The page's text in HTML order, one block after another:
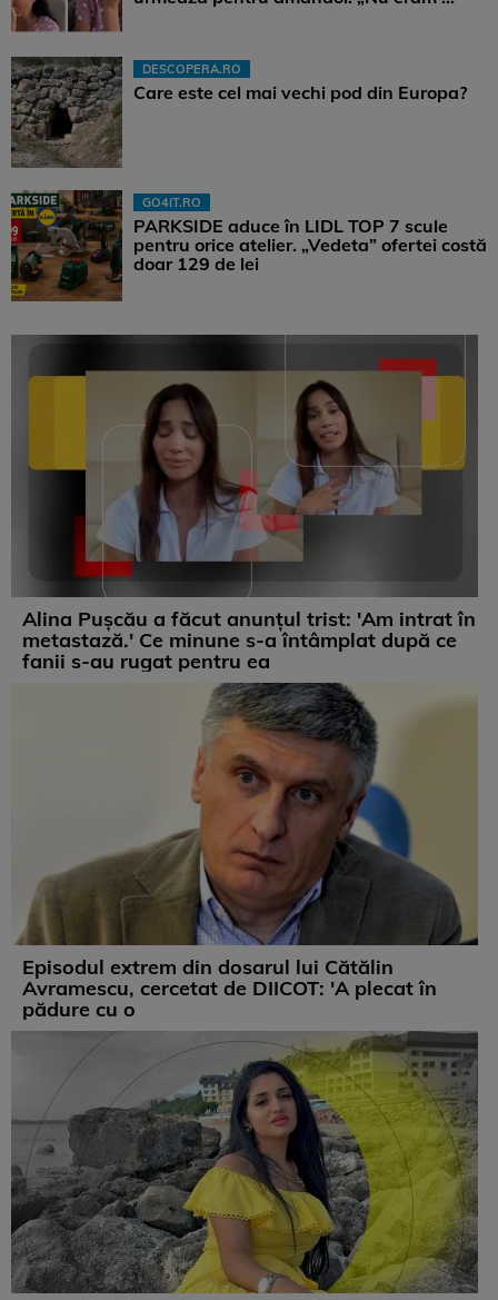
DESCOPERA.RO
Care este cel mai vechi pod din Europa?
GO4IT.RO
PARKSIDE aduce în LIDL TOP 7 scule
pentru orice atelier. „Vedeta” ofertei costă
doar 129 de lei
Alina Pușcău a făcut anunțul trist: 'Am intrat în
metastază.' Ce minune s-a întâmplat după ce
fanii s-au rugat pentru ea
Episodul extrem din dosarul lui Cătălin
Avramescu, cercetat de DIICOT: 'A plecat în
pădure cu o